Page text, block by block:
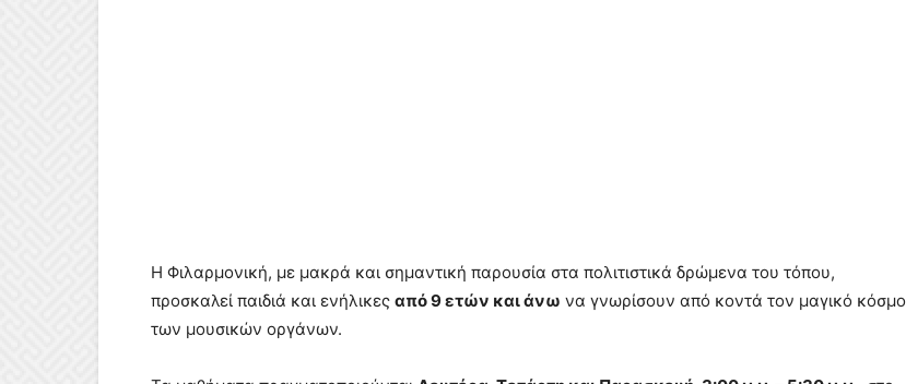
Η Φιλαρμονική, με μακρά και σημαντική παρουσία στα πολιτιστικά δρώμενα του τόπου,
προσκαλεί παιδιά και ενήλικες από 9 ετών και άνω να γνωρίσουν από κοντά τον μαγικό κόσμο
των μουσικών οργάνων.